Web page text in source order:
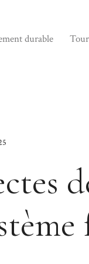
durable